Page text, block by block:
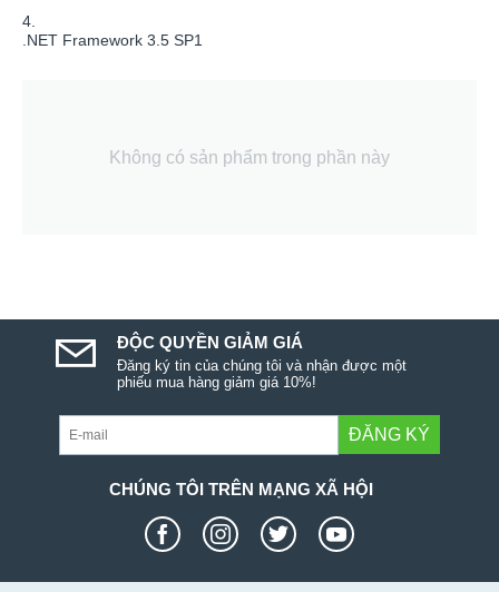
4.
.NET Framework 3.5 SP1
Không có sản phẩm trong phần này
ĐỘC QUYỀN GIẢM GIÁ
Đăng ký tin của chúng tôi và nhận được một
phiếu mua hàng giảm giá 10%!
ĐĂNG KÝ
CHÚNG TÔI TRÊN MẠNG XÃ HỘI